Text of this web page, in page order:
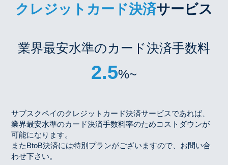
クレジットカード決済サービス
業界最安水準のカード決済手数料
2.5%~
サブスクペイのクレジットカード決済サービスであれば、
業界最安水準のカード決済手数料率のためコストダウンが
可能になります。
またBtoB決済には特別プランがございますので、お問い合
わせ下さい。